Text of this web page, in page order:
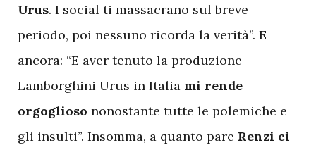
Urus. I social ti massacrano sul breve
periodo, poi nessuno ricorda la verità”. E
ancora: “E aver tenuto la produzione
Lamborghini Urus in Italia mi rende
orgoglioso nonostante tutte le polemiche e
gli insulti”. Insomma, a quanto pare Renzi ci